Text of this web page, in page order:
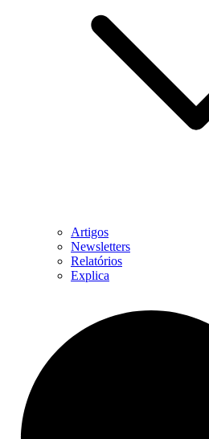
Artigos
Newsletters
Relatórios
Explica